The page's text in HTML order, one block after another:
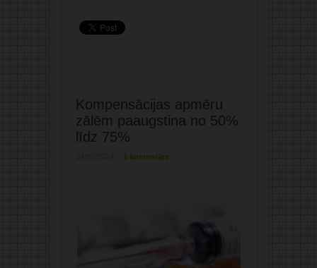
Kompensācijas apmēru
zālēm paaugstina no 50%
līdz 75%
1 komentārs